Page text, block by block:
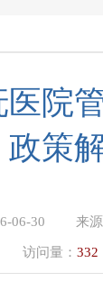
医院
政策
06-30 来源
访问量： 332